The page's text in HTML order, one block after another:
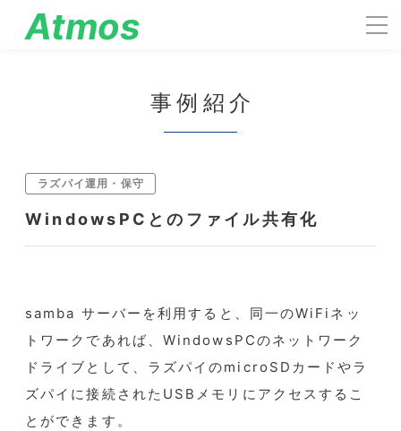
Atmos
engineering
事例紹介
ラズパイ運用・保守
WindowsPCとのファイル共有化
samba サーバーを利用すると、同一のWiFiネッ
トワークであれば、WindowsPCのネットワーク
ドライブとして、ラズパイのmicroSDカードやラ
ズパイに接続されたUSBメモリにアクセスするこ
とができます。